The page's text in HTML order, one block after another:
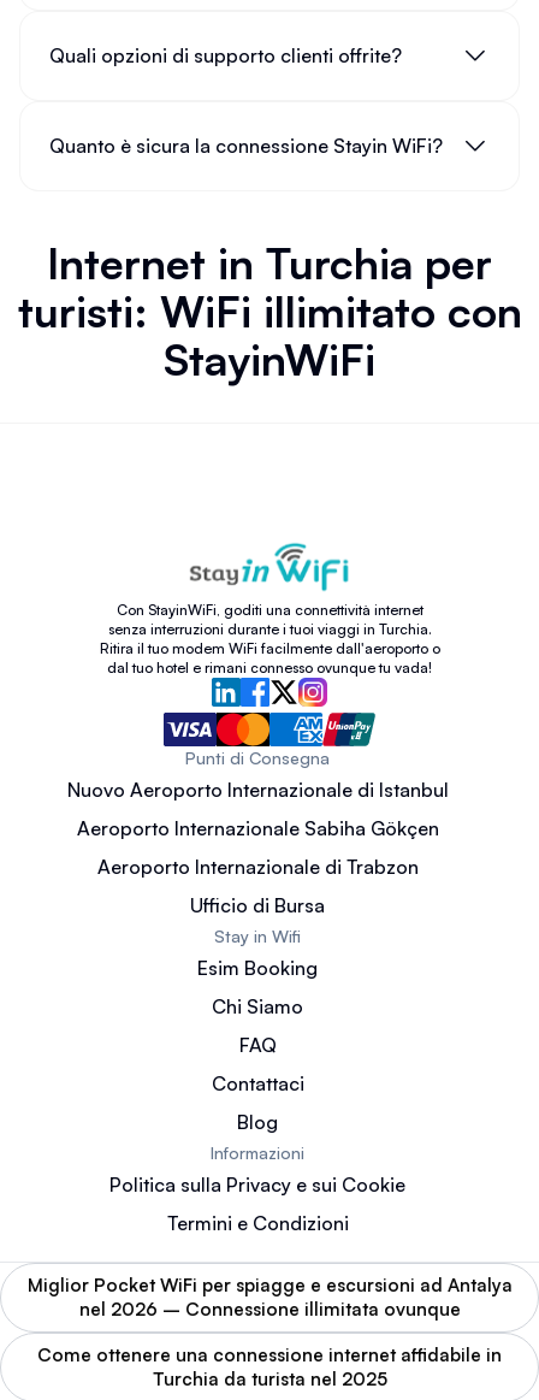
Quali opzioni di supporto clienti offrite?
Quanto è sicura la connessione Stayin WiFi?
Internet in Turchia per
turisti: WiFi illimitato con
StayinWiFi
Con StayinWiFi, goditi una connettività internet
senza interruzioni durante i tuoi viaggi in Turchia.
Ritira il tuo modem WiFi facilmente dall'aeroporto o
dal tuo hotel e rimani connesso ovunque tu vada!
Punti di Consegna
Nuovo Aeroporto Internazionale di Istanbul
Aeroporto Internazionale Sabiha Gökçen
Aeroporto Internazionale di Trabzon
Ufficio di Bursa
Stay in Wifi
Esim Booking
Chi Siamo
FAQ
Contattaci
Blog
Informazioni
Politica sulla Privacy e sui Cookie
Termini e Condizioni
Miglior Pocket WiFi per spiagge e escursioni ad Antalya
nel 2026 – Connessione illimitata ovunque
Come ottenere una connessione internet affidabile in
Turchia da turista nel 2025